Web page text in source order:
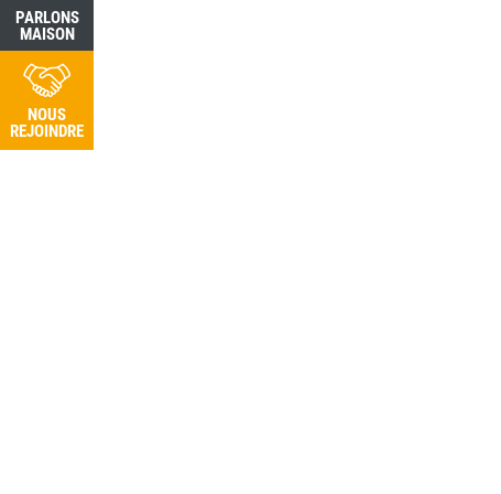
PARLONS
MAISON
NOUS
REJOINDRE
PARLONS
MAISON
NOUS
REJOINDRE